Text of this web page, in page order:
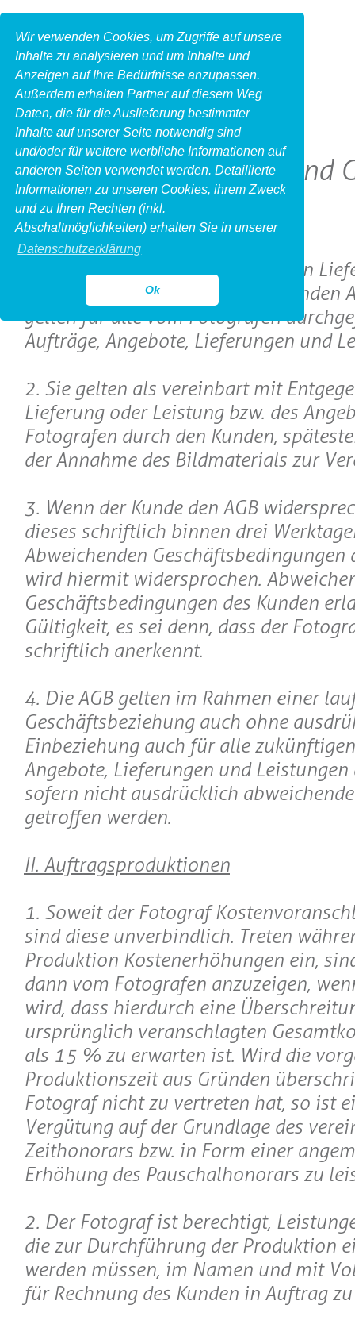
Wir verwenden Cookies, um Zugriffe auf unsere
Inhalte zu analysieren und um Inhalte und
Anzeigen auf Ihre Bedürfnisse anzupassen.
Außerdem erhalten Partner auf diesem Weg
Daten, die für die Auslieferung bestimmter
Inhalte auf unserer Seite notwendig sind
und/oder für weitere werbliche Informationen auf
anderen Seiten verwendet werden. Detaillierte
Informationen zu unseren Cookies, ihrem Zweck
und zu Ihren Rechten (inkl.
Abschaltmöglichkeiten) erhalten Sie in unserer
Datenschutzerklärung
Ok
Allgemeine Liefer- und
I. Geltung
1. Die nachfolgenden allgemeinen
Geschäftsbedingungen (im folgenden
gelten für alle vom Fotografen
Aufträge, Angebote, Lieferungen und
2. Sie gelten als vereinbart mit
Lieferung oder Leistung bzw. des
Fotografen durch den Kunden,
der Annahme des Bildmaterials zur
3. Wenn der Kunde den AGB
dieses schriftlich binnen drei
Abweichenden Geschäftsbedingungen
wird hiermit widersprochen.
Geschäftsbedingungen des Kunden
Gültigkeit, es sei denn, dass der
schriftlich anerkennt.
4. Die AGB gelten im Rahmen einer
Geschäftsbeziehung auch ohne
Einbeziehung auch für alle
Angebote, Lieferungen und Leistungen
sofern nicht ausdrücklich
getroffen werden.
II. Auftragsproduktionen
1. Soweit der Fotograf
sind diese unverbindlich. Treten
Produktion Kostenerhöhungen ein,
dann vom Fotografen anzuzeigen,
wird, dass hierdurch eine
ursprünglich veranschlagten
als 15 % zu erwarten ist. Wird die
Produktionszeit aus Gründen
Fotograf nicht zu vertreten hat, so ist
Vergütung auf der Grundlage des
Zeithonorars bzw. in Form einer
Erhöhung des Pauschalhonorars zu
2. Der Fotograf ist berechtigt,
die zur Durchführung der Produktion
werden müssen, im Namen und mit
für Rechnung des Kunden in Auftrag